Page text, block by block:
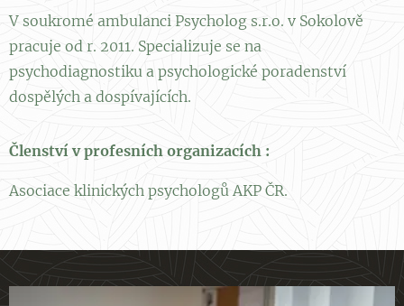
V soukromé ambulanci Psycholog s.r.o. v Sokolově
pracuje od r. 2011. Specializuje se na
psychodiagnostiku a psychologické poradenství
dospělých a dospívajících.
Členství v profesních organizacích :
Asociace klinických psychologů AKP ČR.